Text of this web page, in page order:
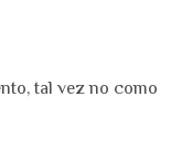
tal vez no como